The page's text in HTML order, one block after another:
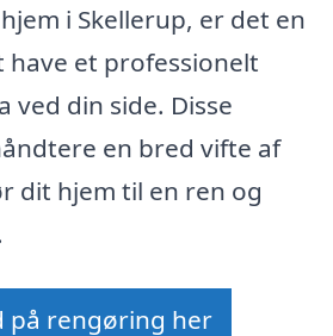
i Skellerup, er det en
et professionelt
din side. Disse
en bred vifte af
dit hjem til en ren og
på rengøring her